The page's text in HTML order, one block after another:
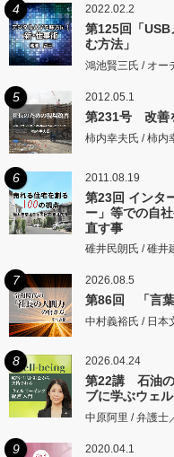
4 2022.02.2
第125回「USB
む方法」
鴻池賢三氏 / オ
5 2012.05.1
第231号 改善
柿内幸夫氏 / 柿内
6 2011.08.19
第23回 インタ
ー」等での自
直す事
碓井民朗氏 / 碓井
7 2026.08.5
第86回 「言葉
中村義裕氏 / 日本
8 2026.04.24
第22講 石油の
ブに学ぶウェ
中原阿里 / 弁護士
9 2020.04.1